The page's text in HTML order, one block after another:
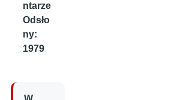
ntarze
Odsło
ny:
1979